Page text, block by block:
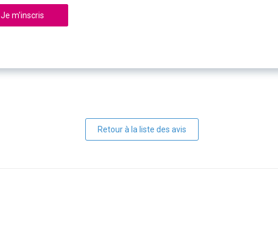
Je m'inscris
Retour à la liste des avis